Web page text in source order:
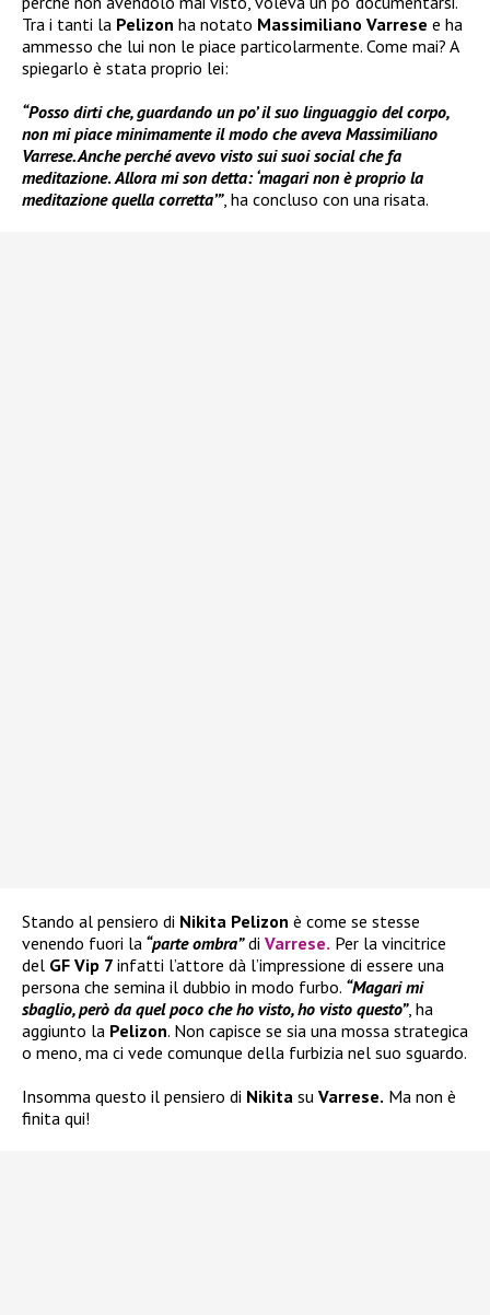
Tra i tanti la Pelizon ha notato Massimiliano Varrese e ha
ammesso che lui non le piace particolarmente. Come mai? A
spiegarlo è stata proprio lei:
“Posso dirti che, guardando un po’ il suo linguaggio del corpo,
non mi piace minimamente il modo che aveva Massimiliano
Varrese. Anche perché avevo visto sui suoi social che fa
meditazione. Allora mi son detta: ‘magari non è proprio la
meditazione quella corretta’”, ha concluso con una risata.
Stando al pensiero di Nikita Pelizon è come se stesse
venendo fuori la “parte ombra”di Varrese. Per la vincitrice
del GF Vip 7 infatti l’attore dà l’impressione di essere una
persona che semina il dubbio in modo furbo. “Magari mi
sbaglio, però da quel poco che ho visto, ho visto questo”, ha
aggiunto la Pelizon. Non capisce se sia una mossa strategica
o meno, ma ci vede comunque della furbizia nel suo sguardo.
Insomma questo il pensiero di Nikita su Varrese. Ma non è
finita qui!